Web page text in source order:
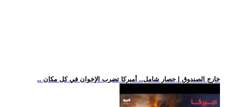
.. خارج الصندوق | حصار شامل.. أميركا تضرب الإخوان في كل مكان